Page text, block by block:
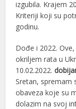
izgubila. Krajem
Kriteriji koji su
godinu.
Dođe i 2022.
okriljem rata u
10.02.2022.
Sretan, spremam
obaveza koje su
dolazim na svoj